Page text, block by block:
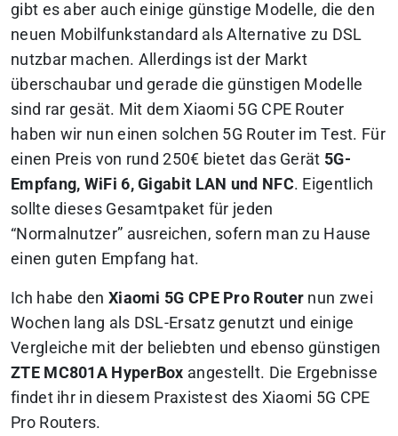
gibt es aber auch einige günstige Modelle, die den
neuen Mobilfunkstandard als Alternative zu DSL
nutzbar machen. Allerdings ist der Markt
überschaubar und gerade die günstigen Modelle
sind rar gesät. Mit dem Xiaomi 5G CPE Router
haben wir nun einen solchen 5G Router im Test. Für
einen Preis von rund 250€ bietet das Gerät 5G-
Empfang, WiFi 6, Gigabit LAN und NFC. Eigentlich
sollte dieses Gesamtpaket für jeden
“Normalnutzer” ausreichen, sofern man zu Hause
einen guten Empfang hat.
Ich habe den Xiaomi 5G CPE Pro Router nun zwei
Wochen lang als DSL-Ersatz genutzt und einige
Vergleiche mit der beliebten und ebenso günstigen
ZTE MC801A HyperBox angestellt. Die Ergebnisse
findet ihr in diesem Praxistest des Xiaomi 5G CPE
Pro Routers.